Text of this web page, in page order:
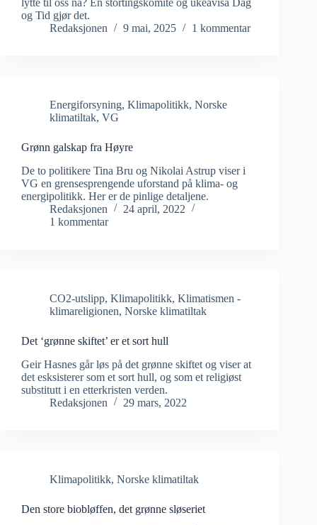
lytte til oss nå? En stortingskomite og ukeavisa Dag
og Tid gjør det.
Redaksjonen
9 mai, 2025 1 kommentar
Energiforsyning, Klimapolitikk, Norske
klimatiltak, VG
Grønn galskap fra Høyre
De to politikere Tina Bru og Nikolai Astrup viser i
VG en grensesprengende uforstand på klima- og
energipolitikk. Her er de pinlige detaljene.
Redaksjonen
24 april, 2022
1 kommentar
CO2-utslipp, Klimapolitikk, Klimatismen -
klimareligionen, Norske klimatiltak
Det ‘grønne skiftet’ er et sort hull
Geir Hasnes går løs på det grønne skiftet og viser at
det esksisterer som et sort hull, og som et religiøst
substitutt i en etterkristen verden.
Redaksjonen
29 mars, 2022
Klimapolitikk, Norske klimatiltak
Den store biobløffen, det grønne sløseriet